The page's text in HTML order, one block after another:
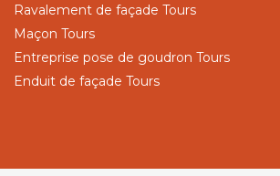
Ravalement de façade Tours
Maçon Tours
Entreprise pose de goudron Tours
Enduit de façade Tours